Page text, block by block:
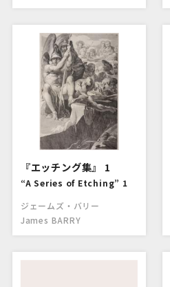
『エッチング集』 1
“A Series of Etching” 1
ジェームズ・バリー
James BARRY